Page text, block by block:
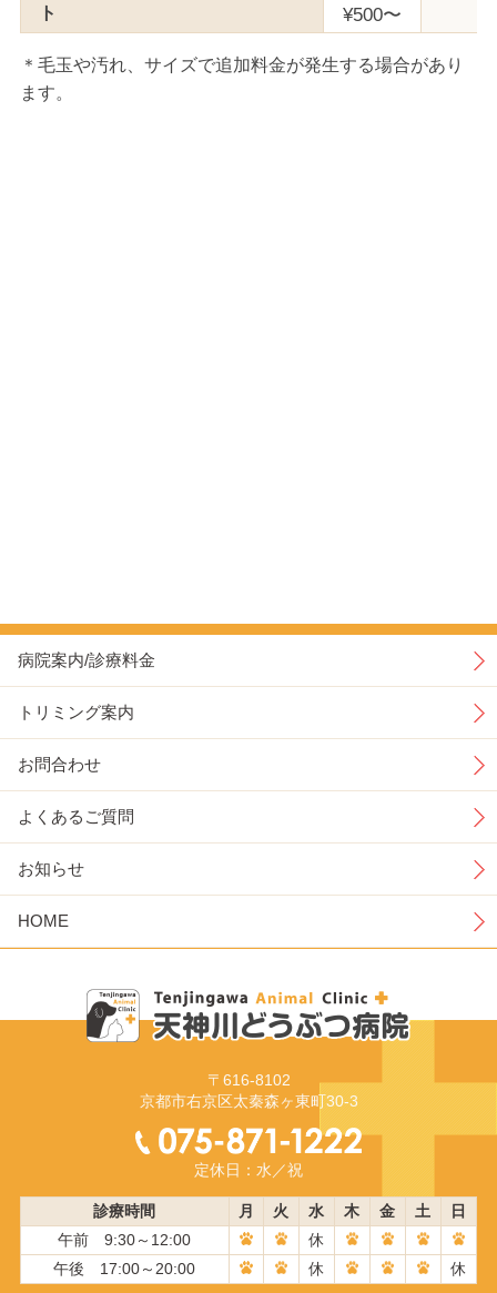
ト
¥500〜
＊毛玉や汚れ、サイズで追加料金が発生する場合があり
ます。
病院案内/診療料金
トリミング案内
お問合わせ
よくあるご質問
お知らせ
HOME
〒616-8102
京都市右京区太秦森ヶ東町30-3
定休日：水／祝
診療時間 月 火 水 木 金 土
日
午前 9:30～12:00
休
午後 17:00～20:00
休 休